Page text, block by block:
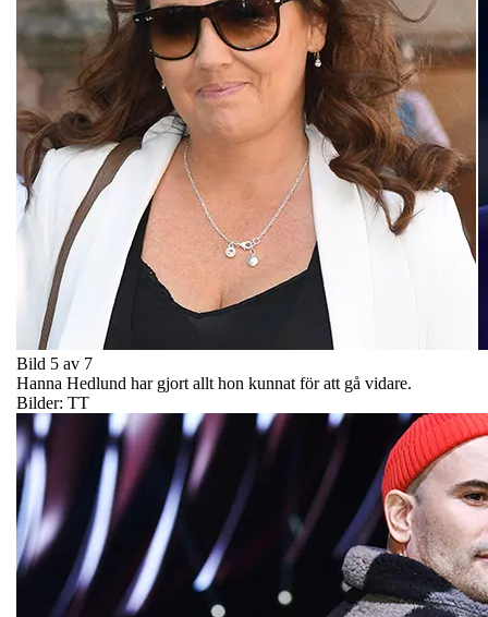
Bild 5 av 7
Hanna Hedlund har gjort allt hon kunnat för att gå vidare.
Bilder: TT